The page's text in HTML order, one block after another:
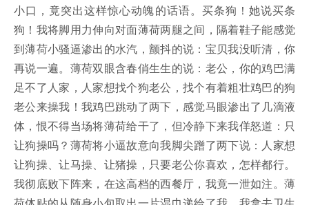
小口，竟突出这样惊心动魄的话语。买条狗！她说买条
狗！我将脚用力伸向对面薄荷两腿之间，隔着鞋子能感觉
到薄荷小骚逼渗出的水汽，颤抖的说：宝贝我没听清，你
再说一遍。薄荷双眼含春俏生生的说：老公，你的鸡巴满
足不了人家，人家想找个狗老公，找个有着粗壮鸡巴的狗
老公来操我！我鸡巴跳动了两下，感觉马眼渗出了几滴液
体，恨不得当场将薄荷给干了，但冷静下来我佯怒道：只
让狗操吗？薄荷将小逼故意向我脚尖蹭了两下说：人家想
让狗操、让马操、让猪操，只要老公你喜欢，怎样都行。
我彻底败下阵来，在这高档的西餐厅，我竟一泄如注。薄